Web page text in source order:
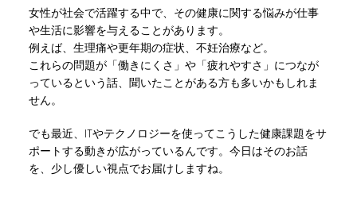
女性が社会で活躍する中で、その健康に関する悩みが仕事
や生活に影響を与えることがあります。
例えば、生理痛や更年期の症状、不妊治療など。
これらの問題が「働きにくさ」や「疲れやすさ」につなが
っているという話、聞いたことがある方も多いかもしれま
せん。
でも最近、ITやテクノロジーを使ってこうした健康課題をサ
ポートする動きが広がっているんです。今日はそのお話
を、少し優しい視点でお届けしますね。